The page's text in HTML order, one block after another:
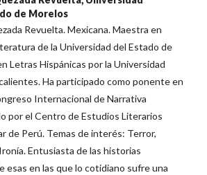
de Morelos
Revuelta. Mexicana. Maestra en
de la Universidad del Estado de
Letras Hispánicas por la Universidad
Ha participado como ponente en
Internacional de Narrativa
por el Centro de Estudios Literarios
de Perú. Temas de interés: Terror,
Entusiasta de las historias
esas en las que lo cotidiano sufre una